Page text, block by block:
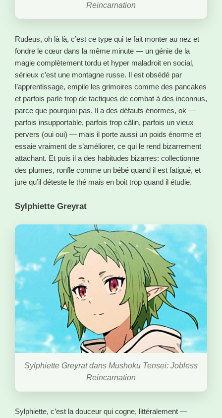
Reincarnation
Rudeus, oh là là, c’est ce type qui te fait monter au nez et
fondre le cœur dans la même minute — un génie de la
magie complètement tordu et hyper maladroit en social,
sérieux c’est une montagne russe. Il est obsédé par
l’apprentissage, empile les grimoires comme des pancakes
et parfois parle trop de tactiques de combat à des inconnus,
parce que pourquoi pas. Il a des défauts énormes, ok —
parfois insupportable, parfois trop câlin, parfois un vieux
pervers (oui oui) — mais il porte aussi un poids énorme et
essaie vraiment de s’améliorer, ce qui le rend bizarrement
attachant. Et puis il a des habitudes bizarres: collectionne
des plumes, ronfle comme un bébé quand il est fatigué, et
jure qu’il déteste le thé mais en boit trop quand il étudie.
Sylphiette Greyrat
Sylphiette Greyrat dans Mushoku Tensei: Jobless
Reincarnation
Sylphiette, c’est la douceur qui cogne, littéralement —